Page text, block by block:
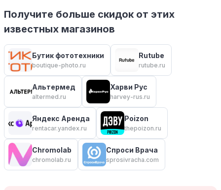
Получите больше скидок от этих
известных магазинов
Бутик фототехники
boutique-photo.ru
Rutube
rutube.ru
Альтермед
altermed.ru
Харви Рус
harvey-rus.ru
Яндекс Аренда
rentacar.yandex.ru
Poizon
thepoizon.ru
Chromolab
chromolab.ru
Спроси Врача
sprosivracha.com